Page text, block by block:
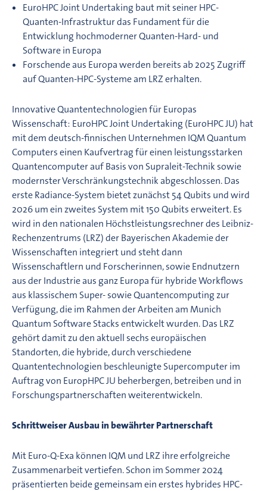
EuroHPC Joint Undertaking baut mit seiner HPC-
Quanten-Infrastruktur das Fundament für die
Entwicklung hochmoderner Quanten-Hard- und
Software in Europa
Forschende aus Europa werden bereits ab 2025 Zugriff
auf Quanten-HPC-Systeme am LRZ erhalten.
Innovative Quantentechnologien für Europas
Wissenschaft: EuroHPC Joint Undertaking (EuroHPC JU) hat
mit dem deutsch-finnischen Unternehmen IQM Quantum
Computers einen Kaufvertrag für einen leistungsstarken
Quantencomputer auf Basis von Supraleit-Technik sowie
modernster Verschränkungstechnik abgeschlossen. Das
erste Radiance-System bietet zunächst 54 Qubits und wird
2026 um ein zweites System mit 150 Qubits erweitert. Es
wird in den nationalen Höchstleistungsrechner des Leibniz-
Rechenzentrums (LRZ) der Bayerischen Akademie der
Wissenschaften integriert und steht dann
Wissenschaftlern und Forscherinnen, sowie Endnutzern
aus der Industrie aus ganz Europa für hybride Workflows
aus klassischem Super- sowie Quantencomputing zur
Verfügung, die im Rahmen der Arbeiten am Munich
Quantum Software Stacks entwickelt wurden. Das LRZ
gehört damit zu den aktuell sechs europäischen
Standorten, die hybride, durch verschiedene
Quantentechnologien beschleunigte Supercomputer im
Auftrag von EuropHPC JU beherbergen, betreiben und in
Forschungspartnerschaften weiterentwickeln.
Schrittweiser Ausbau in bewährter Partnerschaft
Mit Euro-Q-Exa können IQM und LRZ ihre erfolgreiche
Zusammenarbeit vertiefen. Schon im Sommer 2024
präsentierten beide gemeinsam ein erstes hybrides HPC-